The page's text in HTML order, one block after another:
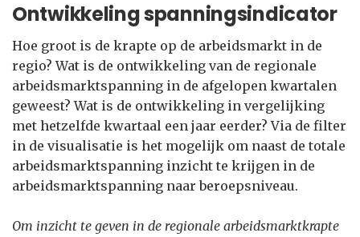
Ontwikkeling spanningsindicator
Hoe groot is de krapte op de arbeidsmarkt in de
regio? Wat is de ontwikkeling van de regionale
arbeidsmarktspanning in de afgelopen kwartalen
geweest? Wat is de ontwikkeling in vergelijking
met hetzelfde kwartaal een jaar eerder? Via de filter
in de visualisatie is het mogelijk om naast de totale
arbeidsmarktspanning inzicht te krijgen in de
arbeidsmarktspanning naar beroepsniveau.
Om inzicht te geven in de regionale arbeidsmarktkrapte